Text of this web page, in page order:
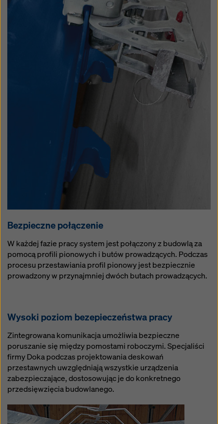
Bezpieczne połączenie
W każdej fazie pracy system jest połączony z budowlą za
pomocą profili pionowych i butów prowadzących. Podczas
procesu przestawiania profil pionowy jest bezpiecznie
prowadzony w przynajmniej dwóch butach prowadzących.
Wysoki poziom bezepieczeństwa pracy
Zintegrowana komunikacja umożliwia bezpieczne
poruszanie się między pomostami roboczymi. Specjaliści
firmy Doka podczas projektowania deskowań
przestawnych uwzględniają wszystkie urządzenia
zabezpieczające, dostosowując je do konkretnego
przedsięwzięcia budowlanego.